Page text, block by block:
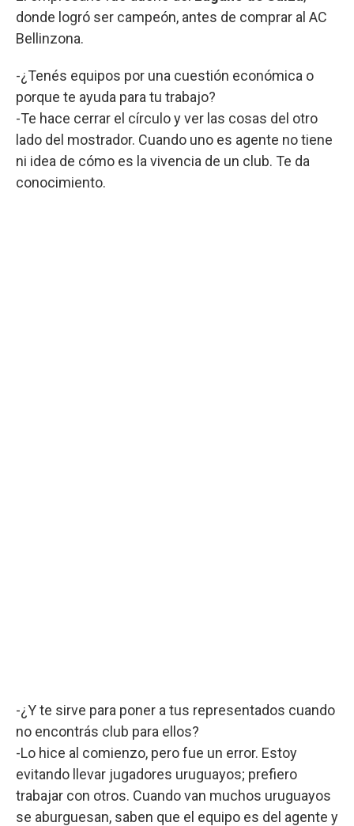
donde logró ser campeón, antes de comprar al AC
Bellinzona.
-¿Tenés equipos por una cuestión económica o
porque te ayuda para tu trabajo?
-Te hace cerrar el círculo y ver las cosas del otro
lado del mostrador. Cuando uno es agente no tiene
ni idea de cómo es la vivencia de un club. Te da
conocimiento.
-¿Y te sirve para poner a tus representados cuando
no encontrás club para ellos?
-Lo hice al comienzo, pero fue un error. Estoy
evitando llevar jugadores uruguayos; prefiero
trabajar con otros. Cuando van muchos uruguayos
se aburguesan, saben que el equipo es del agente y